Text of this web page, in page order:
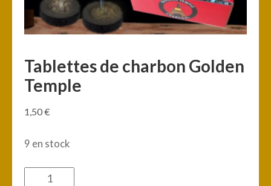
Tablettes de charbon Golden
Temple
1,50€
9 en stock
quantité